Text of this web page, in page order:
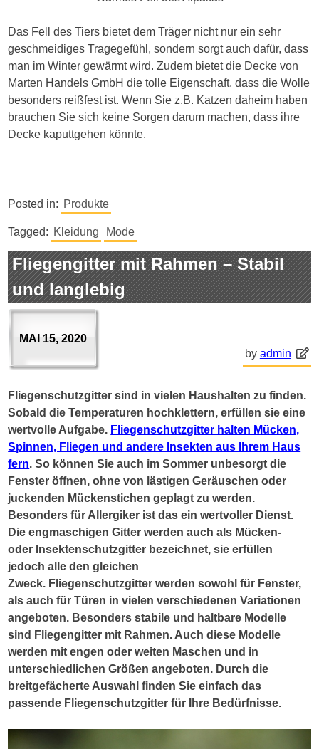
Das Fell des Tiers bietet dem Träger nicht nur ein sehr
geschmeidiges Tragegefühl, sondern sorgt auch dafür, dass
man im Winter gewärmt wird. Zudem bietet die Decke von
Marten Handels GmbH die tolle Eigenschaft, dass die Wolle
besonders reißfest ist. Wenn Sie z.B. Katzen daheim haben
brauchen Sie sich keine Sorgen darum machen, dass ihre
Decke kaputtgehen könnte.
Posted in: Produkte
Tagged: Kleidung Mode
Fliegengitter mit Rahmen – Stabil
und langlebig
MAI 15, 2020
by admin
Fliegenschutzgitter sind in vielen Haushalten zu finden.
Sobald die Temperaturen hochklettern, erfüllen sie eine
wertvolle Aufgabe. Fliegenschutzgitter halten Mücken,
Spinnen, Fliegen und andere Insekten aus Ihrem Haus
fern. So können Sie auch im Sommer unbesorgt die
Fenster öffnen, ohne von lästigen Geräuschen oder
juckenden Mückenstichen geplagt zu werden.
Besonders für Allergiker ist das ein wertvoller Dienst.
Die engmaschigen Gitter werden auch als Mücken-
oder Insektenschutzgitter bezeichnet, sie erfüllen
jedoch alle den gleichen
Zweck. Fliegenschutzgitter werden sowohl für Fenster,
als auch für Türen in vielen verschiedenen Variationen
angeboten. Besonders stabile und haltbare Modelle
sind Fliegengitter mit Rahmen. Auch diese Modelle
werden mit engen oder weiten Maschen und in
unterschiedlichen Größen angeboten. Durch die
breitgefächerte Auswahl finden Sie einfach das
passende Fliegenschutzgitter für Ihre Bedürfnisse.